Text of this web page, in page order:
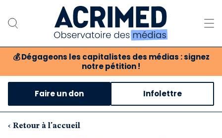
💰 Dégageons les capitalistes des médias : signez
notre pétition !
Notre association
Notre critique des médias
Nos propositions
Faire un don Infolettre
‹ Retour à l'accueil